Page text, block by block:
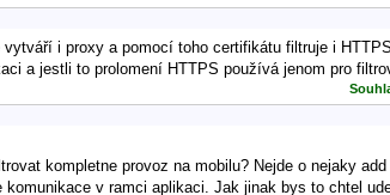
i proxy a pomocí toho certifikátu filtruje i
a jestli to prolomení HTTPS používá jenom pro
kompletne provoz na mobilu? Nejde o nejaky
v ramci aplikaci. Jak jinak bys to chtel